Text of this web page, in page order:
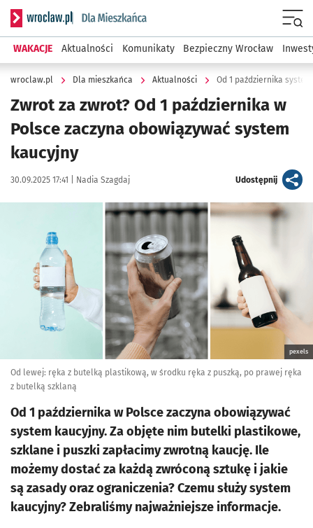
Serwis informacyjny wroclaw.pl podserwis: Dla mieszkańca
WAKACJE Aktualności Komunikaty Bezpieczny Wrocław
wroclaw.pl Dla mieszkańca Aktualności Od 1 października
Zwrot za zwrot? Od 1 października w
Polsce zaczyna obowiązywać system
kaucyjny
Data publikacji:
30.09.2025 17:41 | Autor:
Nadia Szagdaj Udostępnijartykuł
Kliknij, aby powiększyć
pexels
Od lewej: ręka z butelką plastikową, w środku ręka z puszką, po prawej ręka
z butelką szklaną
Od 1 października w Polsce zaczyna obowiązywać
system kaucyjny. Za objęte nim butelki plastikowe,
szklane i puszki zapłacimy zwrotną kaucję. Ile
możemy dostać za każdą zwróconą sztukę i jakie
są zasady oraz ograniczenia? Czemu służy system
kaucyjny? Zebraliśmy najważniejsze informacje.